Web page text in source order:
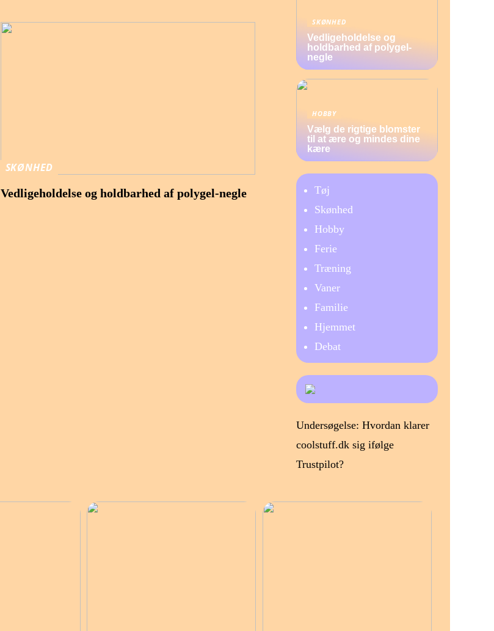
SKØNHED
Vedligeholdelse og holdbarhed af polygel-negle
SKØNHED
Vedligeholdelse og
holdbarhed af polygel-
negle
HOBBY
Vælg de rigtige blomster
til at ære og mindes dine
kære
Tøj
Skønhed
Hobby
Ferie
Træning
Vaner
Familie
Hjemmet
Debat
Undersøgelse: Hvordan klarer
coolstuff.dk sig ifølge
Trustpilot?